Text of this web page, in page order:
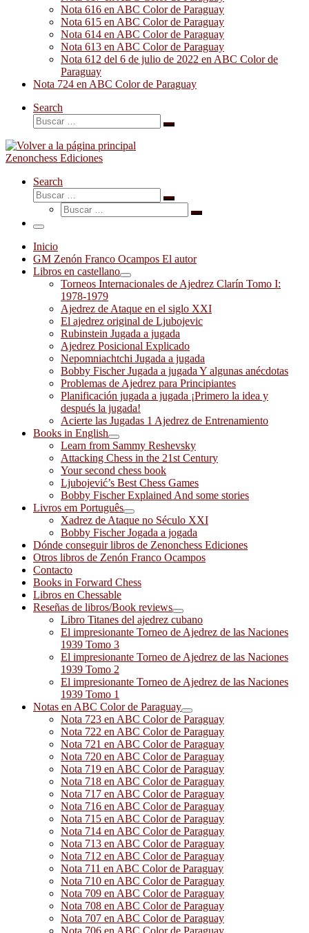
Nota 616 en ABC Color de Paraguay
Nota 615 en ABC Color de Paraguay
Nota 614 en ABC Color de Paraguay
Nota 613 en ABC Color de Paraguay
Nota 612 del 6 de julio de 2022 en ABC Color de
Paraguay
Nota 724 en ABC Color de Paraguay
Search
Buscar
Buscar
Zenonchess Ediciones
Search
Buscar
Buscar
Buscar
Buscar
Menú
Inicio
GM Zenón Franco Ocampos El autor
Libros en castellano
Torneos Internacionales de Ajedrez Clarín Tomo I:
1978-1979
Ajedrez de Ataque en el siglo XXI
El ajedrez original de Ljubojevic
Rubinstein Jugada a jugada
Ajedrez Posicional Explicado
Nepomniachtchi Jugada a jugada
Bobby Fischer Jugada a jugada Y algunas anécdotas
Problemas de Ajedrez para Principiantes
Planificación jugada a jugada ¡Primero la idea y
después la jugada!
Acierte las Jugadas 1 Ajedrez de Entrenamiento
Books in English
Learn from Sammy Reshevsky
Attacking Chess in the 21st Century
Your second chess book
Ljubojević’s Best Chess Games
Bobby Fischer Explained And some stories
Livros em Português
Xadrez de Ataque no Século XXI
Bobby Fischer Jogada a jogada
Dónde conseguir libros de Zenonchess Ediciones
Otros libros de Zenón Franco Ocampos
Contacto
Books in Forward Chess
Libros en Chessable
Reseñas de libros/Book reviews
Libro Titanes del ajedrez cubano
El impresionante Torneo de Ajedrez de las Naciones
1939 Tomo 3
El impresionante Torneo de Ajedrez de las Naciones
1939 Tomo 2
El impresionante Torneo de Ajedrez de las Naciones
1939 Tomo 1
Notas en ABC Color de Paraguay
Nota 723 en ABC Color de Paraguay
Nota 722 en ABC Color de Paraguay
Nota 721 en ABC Color de Paraguay
Nota 720 en ABC Color de Paraguay
Nota 719 en ABC Color de Paraguay
Nota 718 en ABC Color de Paraguay
Nota 717 en ABC Color de Paraguay
Nota 716 en ABC Color de Paraguay
Nota 715 en ABC Color de Paraguay
Nota 714 en ABC Color de Paraguay
Nota 713 en ABC Color de Paraguay
Nota 712 en ABC Color de Paraguay
Nota 711 en ABC Color de Paraguay
Nota 710 en ABC Color de Paraguay
Nota 709 en ABC Color de Paraguay
Nota 708 en ABC Color de Paraguay
Nota 707 en ABC Color de Paraguay
Nota 706 en ABC Color de Paraguay